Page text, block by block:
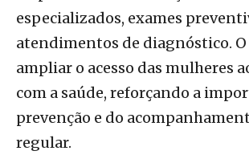
especializados, exames
atendimentos de diagnóstico.
ampliar o acesso das mulheres
com a saúde, reforçando a
prevenção e do
regular.